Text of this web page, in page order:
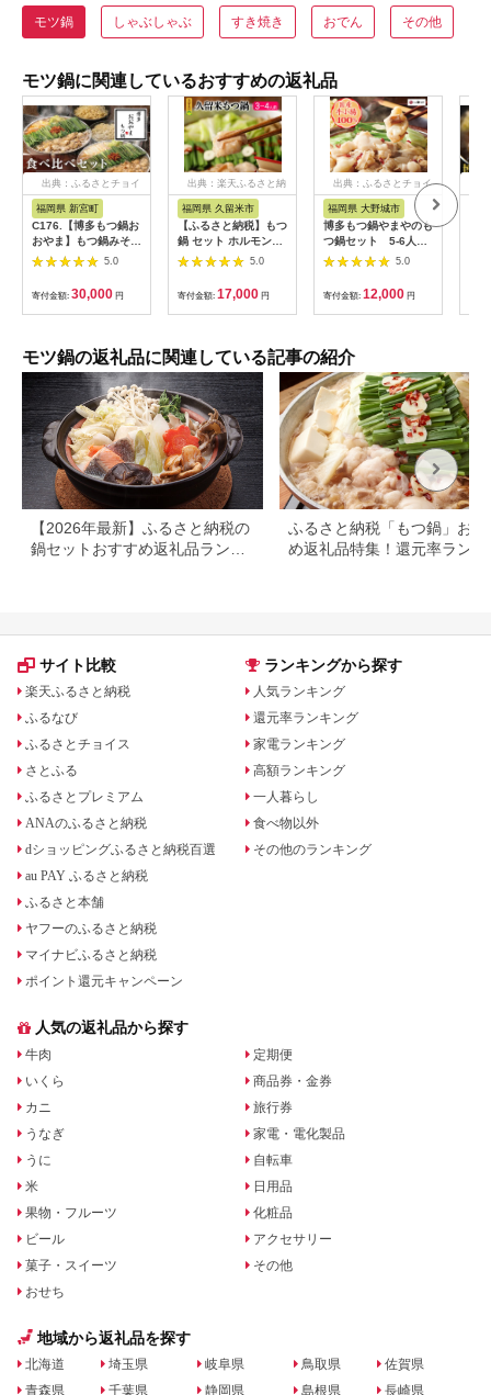
モツ鍋 しゃぶしゃぶ すき焼き おでん その他
モツ鍋に関連しているおすすめの返礼品
出典：ふるさとチョイ
福岡県 新宮町
C176.【博多もつ鍋お
おやま】もつ鍋みそ・
しょうゆ味食べ比べセ
ット各3人前【もつ
鍋・味噌味】【もつ
鍋・醤油味】
5.0
寄付金額: 30,000 円
出典：楽天ふるさと納
福岡県 久留米市
【ふるさと納税】もつ
鍋 セット ホルモン
200g × 2パック 3倍
希釈 もつ鍋スープ
350ml ちゃんぽん麺
150g × 2玉 薬味 にん
にくスライス 一味唐
油 モチモチ麺 オリジ
ナル パッケージ 贈答
用 冷凍 お取り寄せ 福
岡県 久留米市 送料無
料
5.0
寄付金額: 17,000 円
出典：ふるさとチョイ
福岡県 大野城市
博多もつ鍋やまやのも
つ鍋セット 5-6人前
(あごだし醤油味)(大野
城市)_ もつ鍋 あごだ
し 醤油味 やまや メー
カー 福岡 人気 おすす
め 送料込み 贈答 ギフ
【1260007】
5.0
寄付金額: 12,000 円
モツ鍋の返礼品に関連している記事の紹介
【2026年最新】ふるさと納税の
鍋セットおすすめ返礼品ランキ
ふるさと納税「もつ鍋」おす
め返礼品特集！還元率ランキ
サイト比較
楽天ふるさと納税
ふるなび
ふるさとチョイス
さとふる
ふるさとプレミアム
ANAのふるさと納税
dショッピングふるさと納税百選
au PAY ふるさと納税
ふるさと本舗
ヤフーのふるさと納税
マイナビふるさと納税
ポイント還元キャンペーン
ランキングから探す
人気ランキング
還元率ランキング
家電ランキング
高額ランキング
一人暮らし
食べ物以外
その他のランキング
人気の返礼品から探す
牛肉
いくら
カニ
うなぎ
うに
米
果物・フルーツ
ビール
菓子・スイーツ
おせち
定期便
商品券・金券
旅行券
家電・電化製品
自転車
日用品
化粧品
アクセサリー
その他
地域から返礼品を探す
北海道
青森県
埼玉県
千葉県
岐阜県
静岡県
鳥取県
島根県
佐賀県
長崎県